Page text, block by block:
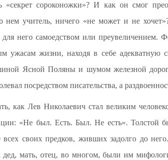
«секрет сороконожки»? И как он смог
нем учитель, ничего «не может и не
него самоедством или преувеличением.
ужасам жизни, находя в себе адекватную
Ясной Поляны и шумом железной
посредством писательства, а
как Лев Николаевич стал великим
«Не был. Есть. Был. Не есть».
всех своих предков, живших задолго до
дед, мать, отец, во многом, были им